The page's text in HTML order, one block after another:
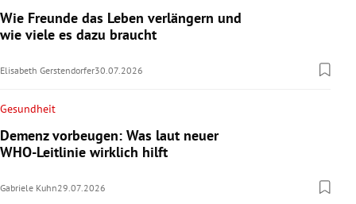
Wie Freunde das Leben verlängern und
wie viele es dazu braucht
Elisabeth Gerstendorfer30.07.2026
Gesundheit
Demenz vorbeugen: Was laut neuer
WHO-Leitlinie wirklich hilft
Gabriele Kuhn29.07.2026